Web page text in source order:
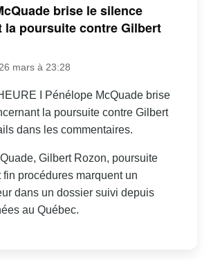
brise le silence
la poursuite contre Gilbert
mars à 23:28
I Pénélope McQuade brise
la poursuite contre Gilbert
dans les commentaires.
Gilbert Rozon, poursuite
fin procédures marquent un
dans un dossier suivi depuis
au Québec.